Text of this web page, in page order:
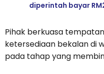
diperintah bayar
Pihak berkuasa
ketersediaan bekalan di
pada tahap yang